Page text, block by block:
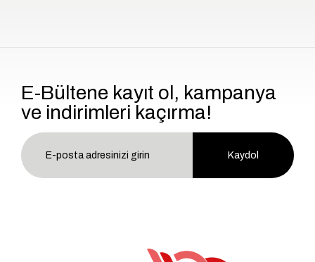
E-Bültene kayıt ol, kampanya
ve indirimleri kaçırma!
Kaydol